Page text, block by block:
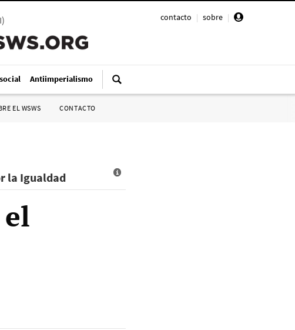
contacto | sobre |
)
Antiimperialismo
EL WSWS CONTACTO
la Igualdad